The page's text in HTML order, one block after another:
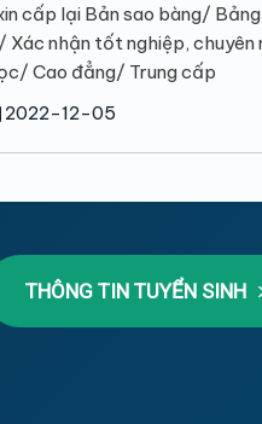
cấp lại Bản sao bàng/
Xác nhận tốt nghiệp, chuyên
Cao đẳng/ Trung cấp
2022-12-05
THÔNG TIN TUYỂN SINH